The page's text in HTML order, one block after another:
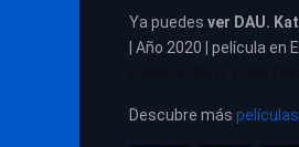
Ya puedes ver DAU.
| Año 2020 | película
Descubre más